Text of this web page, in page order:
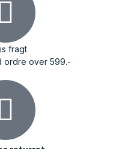
fragt
ordre over 599.-